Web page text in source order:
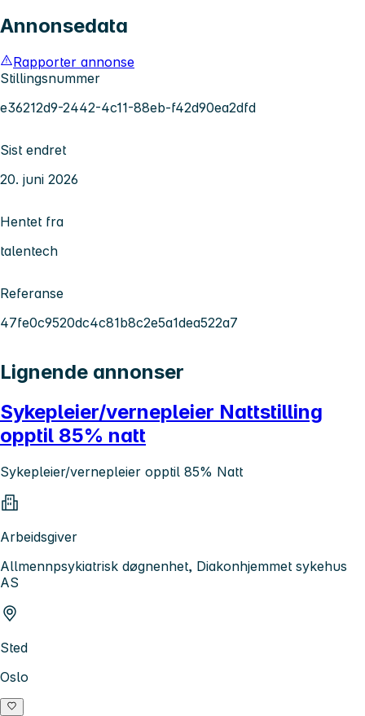
Annonsedata
Rapporter annonse
Stillingsnummer
e36212d9-2442-4c11-88eb-f42d90ea2dfd
Sist endret
20. juni 2026
Hentet fra
talentech
Referanse
47fe0c9520dc4c81b8c2e5a1dea522a7
Lignende annonser
Sykepleier/vernepleier Nattstilling
opptil 85% natt
Sykepleier/vernepleier opptil 85% Natt
Arbeidsgiver
Allmennpsykiatrisk døgnenhet, Diakonhjemmet sykehus
AS
Sted
Oslo